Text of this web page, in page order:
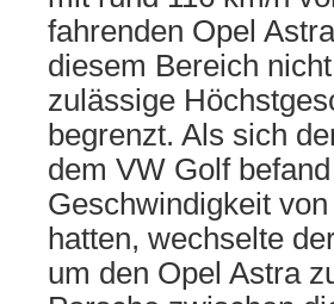
fahrenden Opel
diesem Bereich
zulässige
begrenzt. Als sich
dem VW Golf
Geschwindigkeit
hatten, wechselte
um den Opel Astra